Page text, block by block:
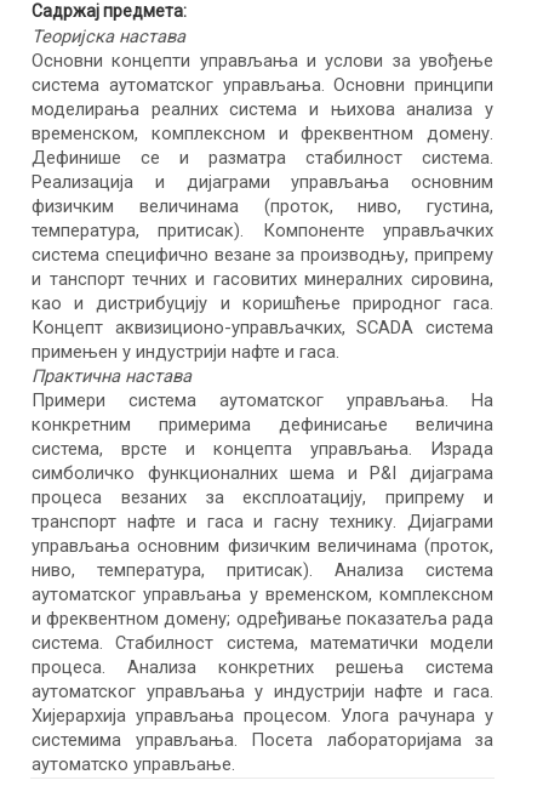
Садржај предмета:
Теоријска настава
Oсновни концепти управљања и услови за увођење
система аутоматског управљања. Основни принципи
моделирања реалних система и њихова анализа у
временском, комплексном и фреквентном домену.
Дефинише се и разматра стабилност система.
Реализација и дијаграми управљања основним
физичким величинама (проток, ниво, густина,
температура, притисак). Компоненте управљачких
система специфично везане за производњу, припрему
и танспорт течних и гасовитих минералних сировина,
као и дистрибуцију и коришћење природног гаса.
Концепт аквизиционо-управљачких, SCADA система
примењен у индустрији нафте и гаса.
Практична настава
Примери система аутоматског управљања. На
конкретним примерима дефинисање величина
система, врсте и концепта управљања. Израда
симболичко функционалних шема и P&I дијаграма
процеса везаних за експлоатацију, припрему и
транспорт нафте и гаса и гасну технику. Дијаграми
управљања основним физичким величинама (проток,
ниво, температура, притисак). Анализа система
аутоматског управљања у временском, комплексном
и фреквентном домену; одређивање показатеља рада
система. Стабилност система, математички модели
процеса. Анализа конкретних решења система
аутоматског управљања у индустрији нафте и гаса.
Хијерархија управљања процесом. Улога рачунара у
системима управљања. Посета лабораторијама за
аутоматско управљање.